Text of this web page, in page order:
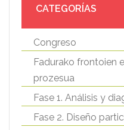
CATEGORÍAS
Congreso
Fadurako frontoien
prozesua
Fase 1. Análisis y
Fase 2. Diseño